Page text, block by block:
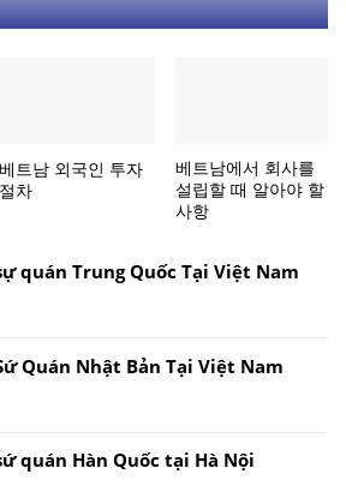
베트남 외국인 투자
절차
베트남에서 회사를
설립할 때 알아야 할
사항
quán Trung Quốc Tại Việt Nam
Quán Nhật Bản Tại Việt Nam
quán Hàn Quốc tại Hà Nội